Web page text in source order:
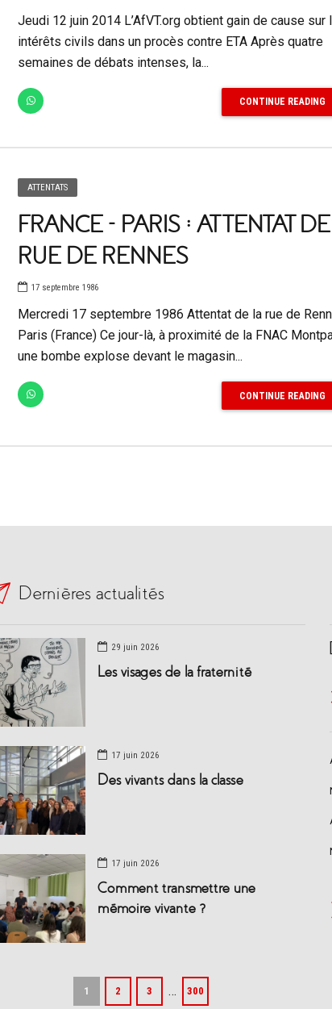
Jeudi 12 juin 2014 L’AfVT.org obtient gain de cause sur
intérêts civils dans un procès contre ETA Après quatre
semaines de débats intenses, la...
CONTINUE READING
ATTENTATS
FRANCE – PARIS : ATTENTAT
RUE DE RENNES
17 septembre 1986
Mercredi 17 septembre 1986 Attentat de la rue de
Paris (France) Ce jour-là, à proximité de la FNAC
une bombe explose devant le magasin...
CONTINUE READING
Dernières actualités
29 juin 2026
Les visages de la fraternité
17 juin 2026
Des vivants dans la classe
17 juin 2026
Comment transmettre une
mémoire vivante ?
1 2 3 … 300